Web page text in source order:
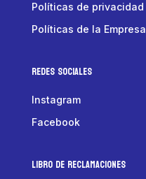
Políticas de privacidad
Políticas de la Empresa
Redes Sociales
Instagram
Facebook
LIBRO DE RECLAMACIONES